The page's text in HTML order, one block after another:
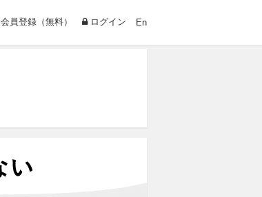
会員登録（無料） ログイン En